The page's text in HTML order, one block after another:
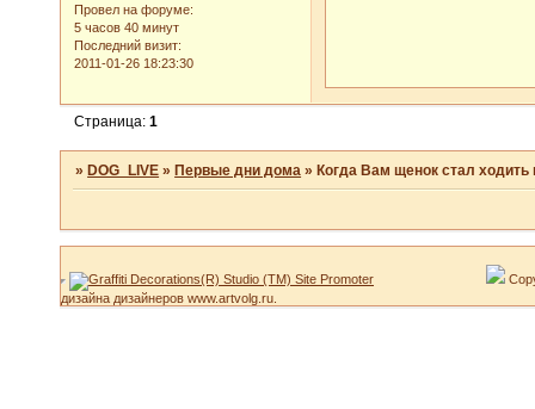
Провел на форуме:
5 часов 40 минут
Последний визит:
2011-01-26 18:23:30
Страница:1
» DOG_LIVE » Первые дни дома » Когда Вам щенок стал ходить
дизайна дизайнеров www.artvolg.ru.